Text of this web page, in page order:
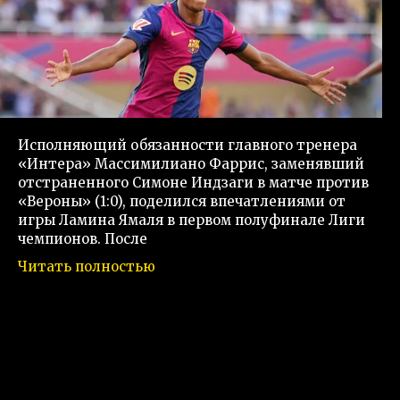
Исполняющий обязанности главного тренера
«Интера» Массимилиано Фаррис, заменявший
отстраненного Симоне Индзаги в матче против
«Вероны» (1:0), поделился впечатлениями от
игры Ламина Ямаля в первом полуфинале Лиги
чемпионов. После
Читать полностью